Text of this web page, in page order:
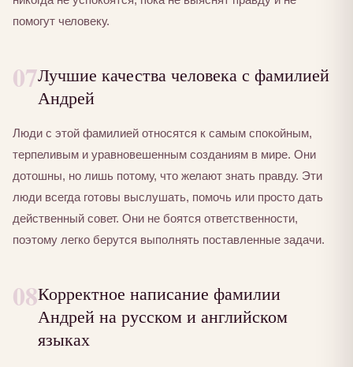
помогут человеку.
07Лучшие качества человека с фамилией
Андрей
Люди с этой фамилией относятся к самым спокойным,
терпеливым и уравновешенным созданиям в мире. Они
дотошны, но лишь потому, что желают знать правду. Эти
люди всегда готовы выслушать, помочь или просто дать
действенный совет. Они не боятся ответственности,
поэтому легко берутся выполнять поставленные задачи.
08Корректное написание фамилии
Андрей на русском и английском
языках